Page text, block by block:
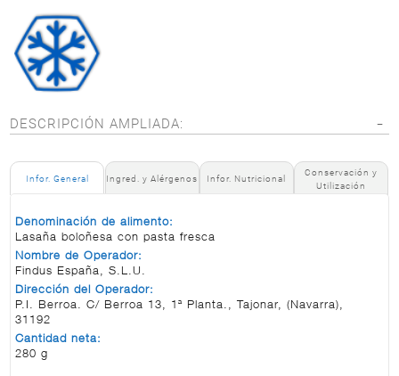
DESCRIPCIÓN AMPLIADA:
Infor. General Ingred. y Alérgenos Infor. Nutricional
Conservación y
Utilización
Denominación de alimento:
Lasaña boloñesa con pasta fresca
Nombre de Operador:
Findus España, S.L.U.
Dirección del Operador:
P.I. Berroa. C/ Berroa 13, 1ª Planta., Tajonar, (Navarra),
31192
Cantidad neta:
280 g